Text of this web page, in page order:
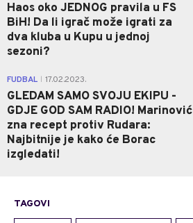
Haos oko JEDNOG pravila u FS
BiH! Da li igrač može igrati za
dva kluba u Kupu u jednoj
sezoni?
FUDBAL 17.02.2023.
GLEDAM SAMO SVOJU EKIPU -
GDJE GOD SAM RADIO! Marinović
zna recept protiv Rudara:
Najbitnije je kako će Borac
izgledati!
TAGOVI